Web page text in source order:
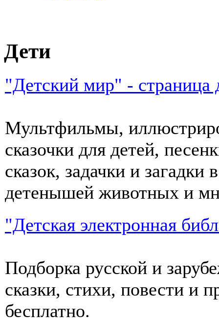
Дети
"Детский мир" -
Мультфильмы,
сказочки для детей,
сказок, задачки и
детенышей животных и
"Детская электронная
Подборка русской и
сказки, стихи, повести и
бесплатно.